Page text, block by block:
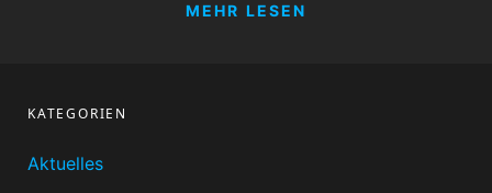
MEHR LESEN
KATEGORIEN
Aktuelles